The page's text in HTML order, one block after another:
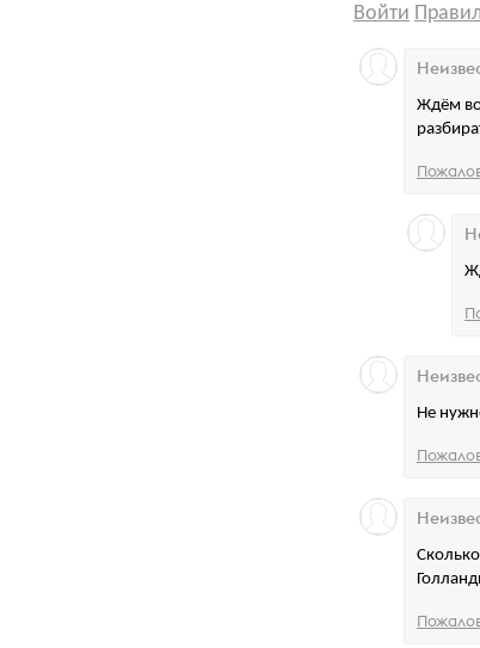
Войти
Ждём
Не